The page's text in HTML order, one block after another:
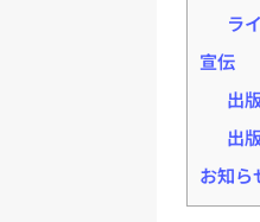
ラ
宣伝
出
出
お知ら